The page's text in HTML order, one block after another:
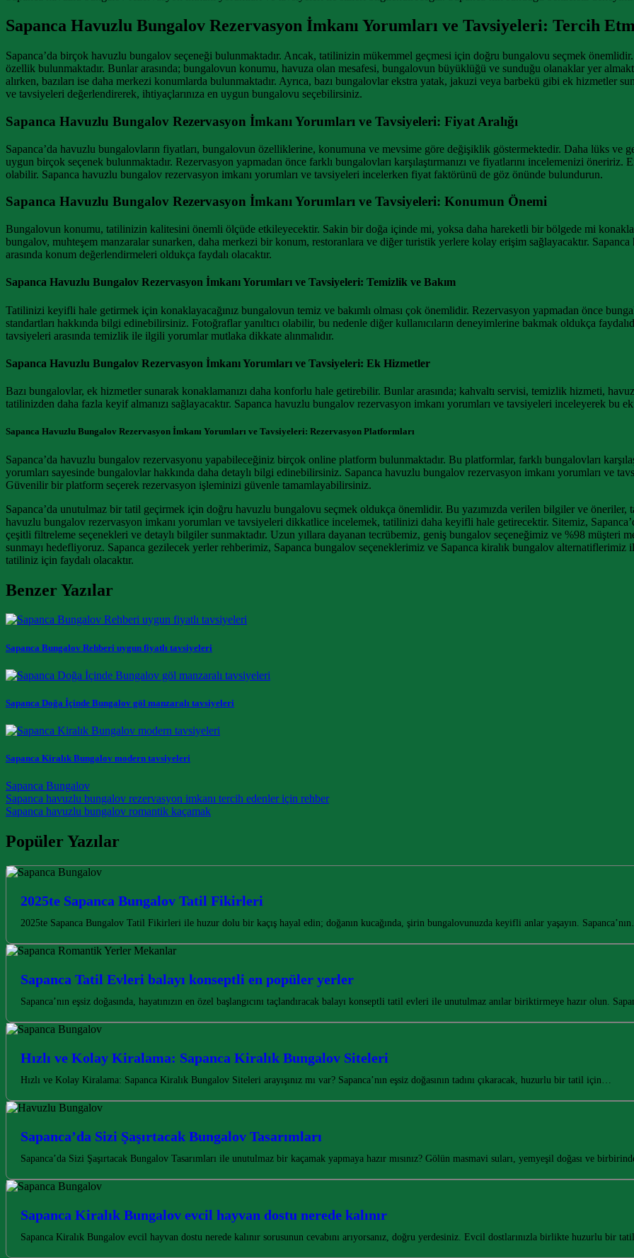
Sapanca Havuzlu Bungalov Rezervasyon İmkanı Yorumları ve Tavsiyeleri: Tercih
Sapanca’da birçok havuzlu bungalov seçeneği bulunmaktadır. Ancak, tatilinizin mükemmel geçmesi için doğru bungalovu seçmek
özellik bulunmaktadır. Bunlar arasında; bungalovun konumu, havuza olan mesafesi, bungalovun büyüklüğü ve sunduğu olanaklar yer
alırken, bazıları ise daha merkezi konumlarda bulunmaktadır. Ayrıca, bazı bungalovlar ekstra yatak, jakuzi veya barbekü gibi ek hizmetler
ve tavsiyeleri değerlendirerek, ihtiyaçlarınıza en uygun bungalovu seçebilirsiniz.
Sapanca Havuzlu Bungalov Rezervasyon İmkanı Yorumları ve Tavsiyeleri: Fiyat Aralığı
Sapanca’da havuzlu bungalovların fiyatları, bungalovun özelliklerine, konumuna ve mevsime göre değişiklik göstermektedir. Daha lüks ve
uygun birçok seçenek bulunmaktadır. Rezervasyon yapmadan önce farklı bungalovları karşılaştırmanızı ve fiyatlarını incelemenizi
olabilir. Sapanca havuzlu bungalov rezervasyon imkanı yorumları ve tavsiyeleri incelerken fiyat faktörünü de göz önünde bulundurun.
Sapanca Havuzlu Bungalov Rezervasyon İmkanı Yorumları ve Tavsiyeleri: Konumun Önemi
Bungalovun konumu, tatilinizin kalitesini önemli ölçüde etkileyecektir. Sakin bir doğa içinde mi, yoksa daha hareketli bir bölgede mi
bungalov, muhteşem manzaralar sunarken, daha merkezi bir konum, restoranlara ve diğer turistik yerlere kolay erişim sağlayacaktır.
arasında konum değerlendirmeleri oldukça faydalı olacaktır.
Sapanca Havuzlu Bungalov Rezervasyon İmkanı Yorumları ve Tavsiyeleri: Temizlik ve Bakım
Tatilinizi keyifli hale getirmek için konaklayacağınız bungalovun temiz ve bakımlı olması çok önemlidir. Rezervasyon yapmadan önce
standartları hakkında bilgi edinebilirsiniz. Fotoğraflar yanıltıcı olabilir, bu nedenle diğer kullanıcıların deneyimlerine bakmak oldukça
tavsiyeleri arasında temizlik ile ilgili yorumlar mutlaka dikkate alınmalıdır.
Sapanca Havuzlu Bungalov Rezervasyon İmkanı Yorumları ve Tavsiyeleri: Ek Hizmetler
Bazı bungalovlar, ek hizmetler sunarak konaklamanızı daha konforlu hale getirebilir. Bunlar arasında; kahvaltı servisi, temizlik hizmeti,
tatilinizden daha fazla keyif almanızı sağlayacaktır. Sapanca havuzlu bungalov rezervasyon imkanı yorumları ve tavsiyeleri inceleyerek bu
Sapanca Havuzlu Bungalov Rezervasyon İmkanı Yorumları ve Tavsiyeleri: Rezervasyon Platformları
Sapanca’da havuzlu bungalov rezervasyonu yapabileceğiniz birçok online platform bulunmaktadır. Bu platformlar, farklı bungalovları
yorumları sayesinde bungalovlar hakkında daha detaylı bilgi edinebilirsiniz. Sapanca havuzlu bungalov rezervasyon imkanı yorumları ve
Güvenilir bir platform seçerek rezervasyon işleminizi güvenle tamamlayabilirsiniz.
Sapanca’da unutulmaz bir tatil geçirmek için doğru havuzlu bungalovu seçmek oldukça önemlidir. Bu yazımızda verilen bilgiler ve öneriler,
havuzlu bungalov rezervasyon imkanı yorumları ve tavsiyeleri dikkatlice incelemek, tatilinizi daha keyifli hale getirecektir. Sitemiz,
çeşitli filtreleme seçenekleri ve detaylı bilgiler sunmaktadır. Uzun yıllara dayanan tecrübemiz, geniş bungalov seçeneğimiz ve %98 müşteri
sunmayı hedefliyoruz. Sapanca gezilecek yerler rehberimiz, Sapanca bungalov seçeneklerimiz ve Sapanca kiralık bungalov alternatiflerimiz
tatiliniz için faydalı olacaktır.
Benzer Yazılar
Sapanca Bungalov Rehberi uygun fiyatlı tavsiyeleri
Sapanca Doğa İçinde Bungalov göl manzaralı tavsiyeleri
Sapanca Kiralık Bungalov modern tavsiyeleri
Sapanca Bungalov
Post navigation
Sapanca havuzlu bungalov rezervasyon imkanı tercih edenler için rehber
Sapanca havuzlu bungalov romantik kaçamak
Popüler Yazılar
2025te Sapanca Bungalov Tatil Fikirleri
2025te Sapanca Bungalov Tatil Fikirleri ile huzur dolu bir kaçış hayal edin; doğanın kucağında, şirin bungalovunuzda keyifli anlar yaşayın.
Sapanca Tatil Evleri balayı konseptli en popüler yerler
Sapanca’nın eşsiz doğasında, hayatınızın en özel başlangıcını taçlandıracak balayı konseptli tatil evleri ile unutulmaz anılar biriktirmeye hazır olun.
Hızlı ve Kolay Kiralama: Sapanca Kiralık Bungalov Siteleri
Hızlı ve Kolay Kiralama: Sapanca Kiralık Bungalov Siteleri arayışınız mı var? Sapanca’nın eşsiz doğasının tadını çıkaracak, huzurlu bir tatil için…
Sapanca’da Sizi Şaşırtacak Bungalov Tasarımları
Sapanca’da Sizi Şaşırtacak Bungalov Tasarımları ile unutulmaz bir kaçamak yapmaya hazır mısınız? Gölün masmavi suları, yemyeşil doğası ve
Sapanca Kiralık Bungalov evcil hayvan dostu nerede kalınır
Sapanca Kiralık Bungalov evcil hayvan dostu nerede kalınır sorusunun cevabını arıyorsanız, doğru yerdesiniz. Evcil dostlarınızla birlikte huzurlu bir